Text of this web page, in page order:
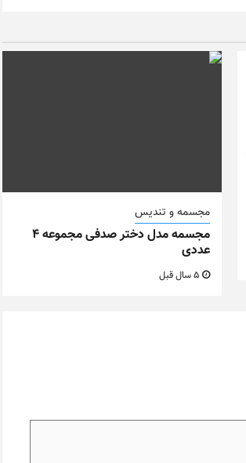
مجسمه و تندیس
مجسمه مدل دختر صدفی مجموعه ۴
عددی